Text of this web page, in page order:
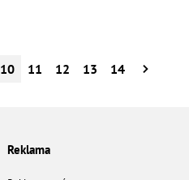
10 11 12 13 14
Reklama